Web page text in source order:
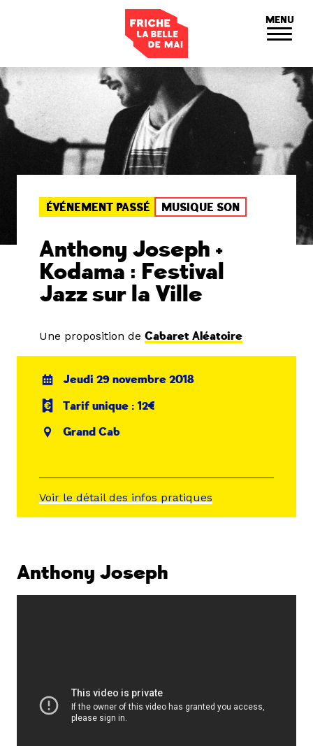
MENU
ÉVÉNEMENT PASSÉ MUSIQUE SON
Anthony Joseph +
Kodama : Festival
Jazz sur la Ville
Une proposition de Cabaret Aléatoire
Jeudi 29 novembre 2018
Tarif unique : 12€
Grand Cab
Voir le détail des infos pratiques
Anthony Joseph
Panneau de gestion des cookies